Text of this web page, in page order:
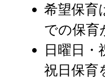
希望保育
での保育
日曜日・
祝日保育